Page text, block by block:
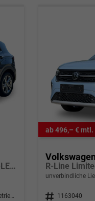
LIFE ACC+KLIMA+APP-CONNECT+PDC+LED+16'' ALU
Doppelkupplungsgetriebe (DSG)
ab 496,– € mtl.
unverbindliche
Fahrzeugnr. 1163040